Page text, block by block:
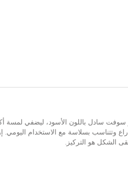
سوفت سادل باللون الأسود، ليضفي لمسة
وتتناسب بسلاسة مع الاستخدام اليومي.
الشكل هو التركيز.